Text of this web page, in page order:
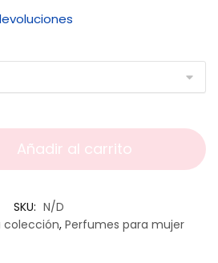
Añadir al carrito
SKU: N/D
colección, Perfumes para mujer